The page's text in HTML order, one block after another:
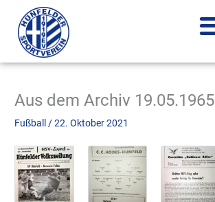
Inhalt
springen
Aus dem Archiv 19.05.1965
Fußball /22. Oktober 2021